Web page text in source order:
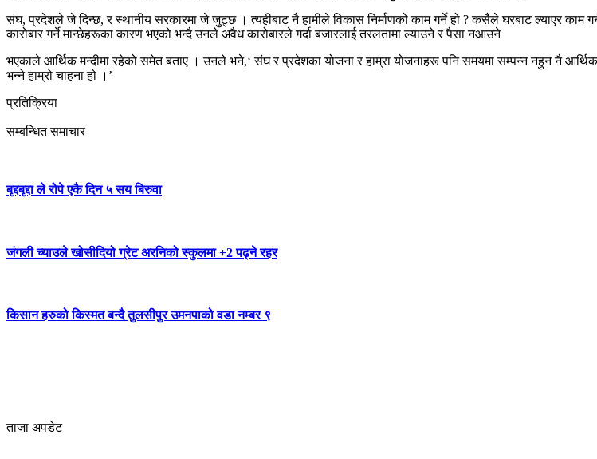
संघ, प्रदेशले जे दिन्छ, र स्थानीय सरकारमा जे जुट्छ । त्यहीबाट नै हामीले विकास निर्माणको काम गर्ने हो ? कसैले घरबाट ल्याएर
कारोबार गर्ने मान्छेहरूका कारण भएको भन्दै उनले अवैध कारोबारले गर्दा बजारलाई तरलतामा ल्याउने र पैसा नआउने
भएकाले आर्थिक मन्दीमा रहेको समेत बताए । उनले भने,‘ संघ र प्रदेशका योजना र हाम्रा योजनाहरू पनि समयमा सम्पन्न नहुन नै
भन्ने हाम्रो चाहना हो ।’
प्रतिक्रिया
सम्बन्धित समाचार
बृद्दबृद्दा ले रोपे एकै दिन ५ सय बिरुवा
जंगली च्याउले खोसीदियो ग्रेट अरनिको स्कुलमा +2 पढ्ने रहर
किसान हरुको किस्मत बन्दै तुलसीपुर उमनपाको वडा नम्बर ९
ताजा अपडेट